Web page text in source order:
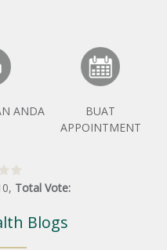
ANDA
BUAT
APPOINTMENT
, Total Vote:
Blogs